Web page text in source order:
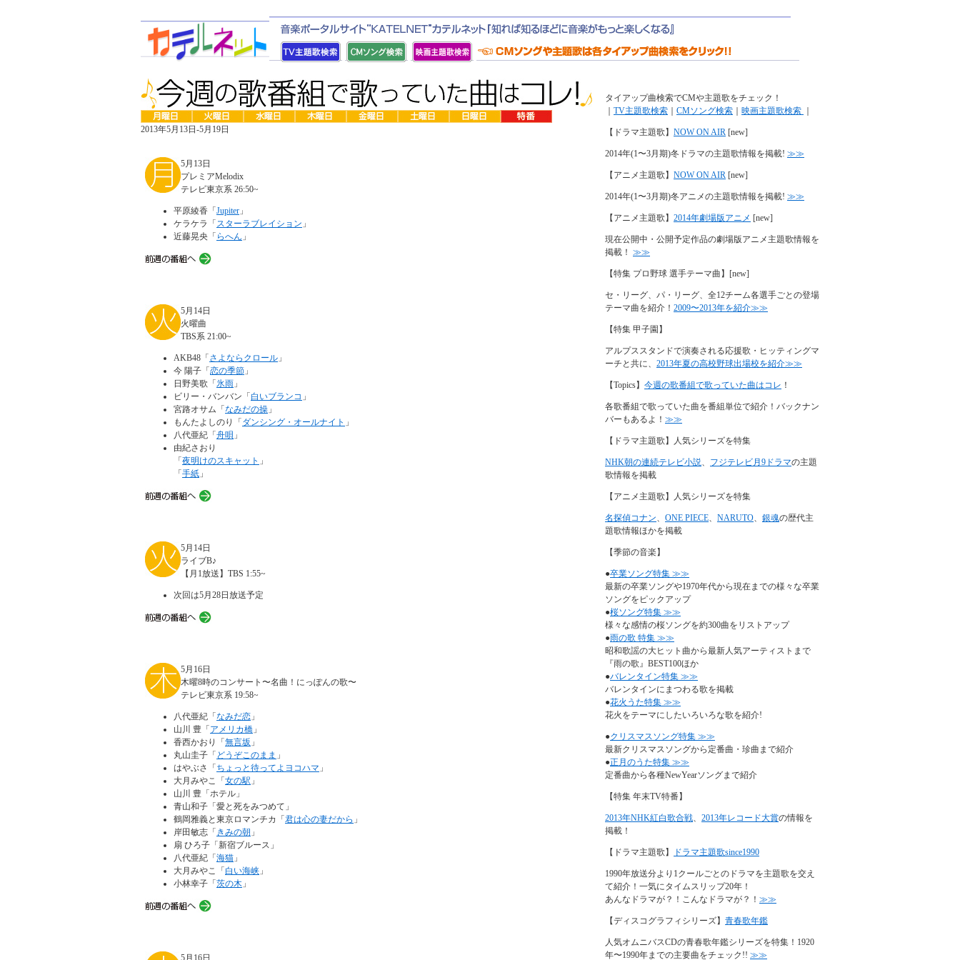
2013年5月13日-5月19日
5月13日
プレミアMelodix
テレビ東京系 26:50~
平原綾香「 Jupiter 」
ケラケラ「 スターラブレイション 」
近藤晃央「 らへん 」
5月14日
火曜曲
TBS系 21:00~
AKB48「 さよならクロール 」
今 陽子「 恋の季節 」
日野美歌「 氷雨 」
ビリー・バンバン「 白いブランコ 」
宮路オサム「 なみだの操 」
もんたよしのり「 ダンシング・オールナイト 」
八代亜紀「 舟唄 」
由紀さおり
「 夜明けのスキャット 」
「 手紙 」
5月14日
ライブB♪
【月1放送】TBS 1:55~
次回は5月28日放送予定
5月16日
木曜8時のコンサート〜名曲！にっぽんの歌〜
テレビ東京系 19:58~
八代亜紀「 なみだ恋 」
山川 豊「 アメリカ橋 」
香西かおり「 無言坂 」
丸山圭子「 どうぞこのまま 」
はやぶさ「 ちょっと待ってよヨコハマ 」
大月みやこ「 女の駅 」
山川 豊「ホテル」
青山和子「愛と死をみつめて」
鶴岡雅義と東京ロマンチカ「 君は心の妻だから 」
岸田敏志「 きみの朝 」
扇 ひろ子「新宿ブルース」
八代亜紀「 海猫 」
大月みやこ「 白い海峡 」
小林幸子「 茨の木 」
5月16日
タイアップ曲検索でCMや主題歌をチェック！
TV主題歌検索 CMソング検索 映画主題歌検索
【ドラマ主題歌】 NOW ON AIR [new]
2014年(1〜3月期)冬ドラマの主題歌情報を掲載! ≫≫
【アニメ主題歌】 NOW ON AIR [new]
2014年(1〜3月期)冬アニメの主題歌情報を掲載! ≫≫
【アニメ主題歌】 2014年劇場版アニメ [new]
現在公開中・公開予定作品の劇場版アニメ主題歌情報を
掲載！ ≫≫
【特集 プロ野球 選手テーマ曲】 [new]
セ・リーグ、パ・リーグ、全12チーム各選手ごとの登場
テーマ曲を紹介！ 2009〜2013年を紹介≫≫
【特集 甲子園】
アルプススタンドで演奏される応援歌・ヒッティングマ
ーチと共に、 2013年夏の高校野球出場校を紹介≫≫
【Topics】 今週の歌番組で歌っていた曲はコレ ！
各歌番組で歌っていた曲を番組単位で紹介！バックナン
バーもあるよ！ ≫≫
【ドラマ主題歌】人気シリーズを特集
NHK朝の連続テレビ小説、 フジテレビ月9ドラマの主題
歌情報を掲載
【アニメ主題歌】人気シリーズを特集
名探偵コナン、 ONE PIECE、 NARUTO、 銀魂の歴代主
題歌情報ほかを掲載
【季節の音楽】
●卒業ソング特集 ≫≫
最新の卒業ソングや1970年代から現在までの様々な卒業
ソングをピックアップ
●桜ソング特集 ≫≫
様々な感情の桜ソングを約300曲をリストアップ
●雨の歌 特集 ≫≫
昭和歌謡の大ヒット曲から最新人気アーティストまで
『雨の歌』BEST100ほか
●バレンタイン特集 ≫≫
バレンタインにまつわる歌を掲載
●花火うた特集 ≫≫
花火をテーマにしたいろいろな歌を紹介!
●クリスマスソング特集 ≫≫
最新クリスマスソングから定番曲・珍曲まで紹介
●正月のうた特集 ≫≫
定番曲から各種NewYearソングまで紹介
【特集 年末TV特番】
2013年NHK紅白歌合戦、 2013年レコード大賞の情報を
掲載！
【ドラマ主題歌】 ドラマ主題歌since1990
1990年放送分より1クールごとのドラマを主題歌を交え
て紹介！一気にタイムスリップ20年！
あんなドラマが？！こんなドラマが？！ ≫≫
【ディスコグラフィシリーズ】 青春歌年鑑
人気オムニバスCDの青春歌年鑑シリーズを特集！1920
年〜1990年までの主要曲をチェック!! ≫≫